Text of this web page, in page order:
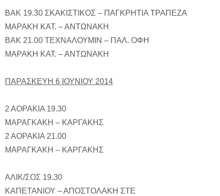
ΒΑΚ 19.30 ΣΚΑΚΙΣΤΙΚΟΣ – ΠΑΓΚΡΗΤΙΑ ΤΡΑΠΕΖΑ
ΜΑΡΑΚΗ ΚΑΤ. – ΑΝΤΩΝΑΚΗ
ΒΑΚ 21.00 ΤΕΧΝΑΛΟΥΜΙΝ – ΠΑΛ. ΟΦΗ
ΜΑΡΑΚΗ ΚΑΤ. – ΑΝΤΩΝΑΚΗ
ΠΑΡΑΣΚΕΥΗ 6 ΙΟΥΝΙΟΥ 2014
2 ΑΟΡΑΚΙΑ 19.30
ΜΑΡΑΓΚΑΚΗ – ΚΑΡΓΑΚΗΣ
2 ΑΟΡΑΚΙΑ 21.00
ΜΑΡΑΓΚΑΚΗ – ΚΑΡΓΑΚΗΣ
ΑΛΙΚ/ΣΟΣ 19.30
ΚΑΠΕΤΑΝΙΟΥ – ΑΠΟΣΤΟΛΑΚΗ ΣΤΕ